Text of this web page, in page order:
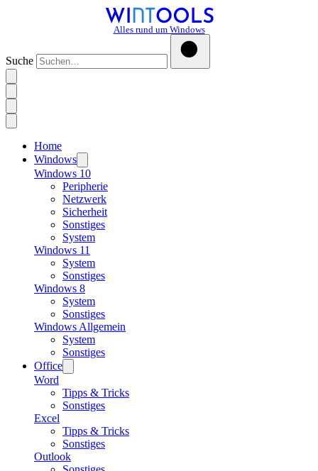
Alles rund um Windows
Suche
Home
Windows
Windows 10
Peripherie
Netzwerk
Sicherheit
Sonstiges
System
Windows 11
System
Sonstiges
Windows 8
System
Sonstiges
Windows Allgemein
System
Sonstiges
Office
Word
Tipps & Tricks
Sonstiges
Excel
Tipps & Tricks
Sonstiges
Outlook